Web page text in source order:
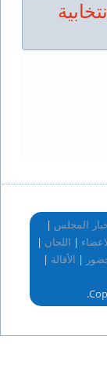
المجلس |
| اللجان |
| الأقالة |